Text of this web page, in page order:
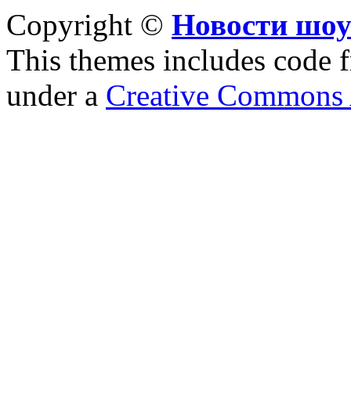
Copyright © Новости
This themes includes code
under a Creative